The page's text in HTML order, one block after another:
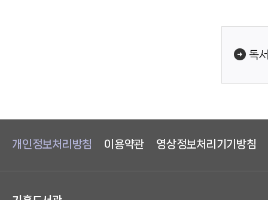
독
개인정보처리방침 이용약관 영상정보처리기기방침